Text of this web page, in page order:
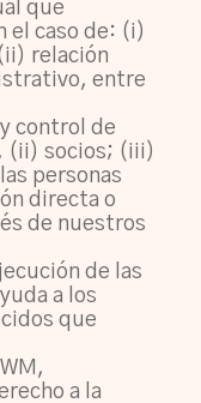
que
el caso de: (i)
relación
entre
control de
(ii) socios; (iii)
personas
directa o
de nuestros
de las
a los
que
a la